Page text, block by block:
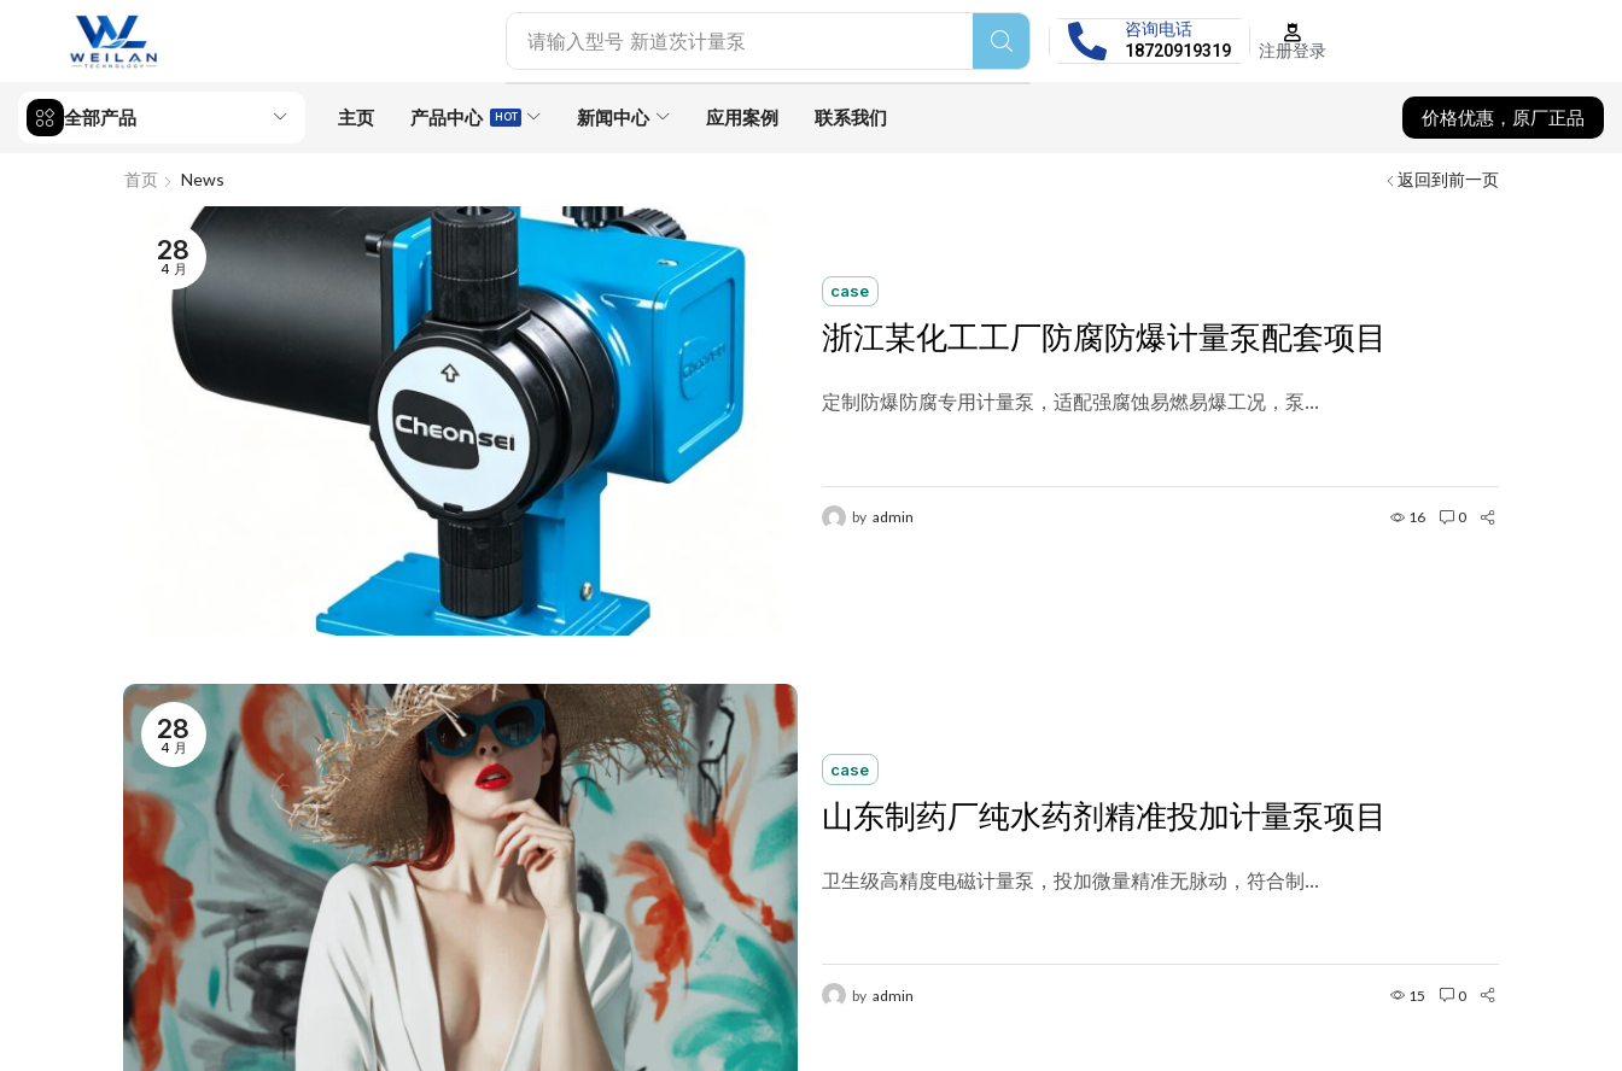
请输入型号 新道茨计量泵
咨询电话
18720919319
注册登录
全部产品 主页 产品中心 HOT 新闻中心 应用案例 联系我们 价格优惠，原厂正品
返回到前一页
首页 News
28
4 月
case
浙江某化工工厂防腐防爆计量泵配套项目
定制防爆防腐专用计量泵，适配强腐蚀易燃易爆工况，泵...
by admin 16 0
28
4 月
case
山东制药厂纯水药剂精准投加计量泵项目
卫生级高精度电磁计量泵，投加微量精准无脉动，符合制...
by admin 15 0